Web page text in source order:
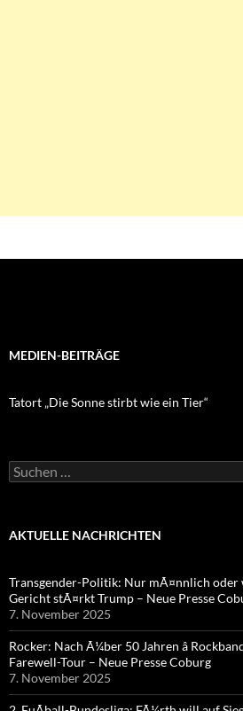
MEDIEN-BEITRÄGE
Tatort „Die Sonne stirbt wie ein Tier“
Suchen
nach:
AKTUELLE NACHRICHTEN
Transgender-Politik: Nur mÃ¤nnlich oder
Gericht stÃ¤rkt Trump – Neue Presse
7. November 2025
Rocker: Nach Ã¼ber 50 Jahren â
Farewell-Tour – Neue Presse Coburg
7. November 2025